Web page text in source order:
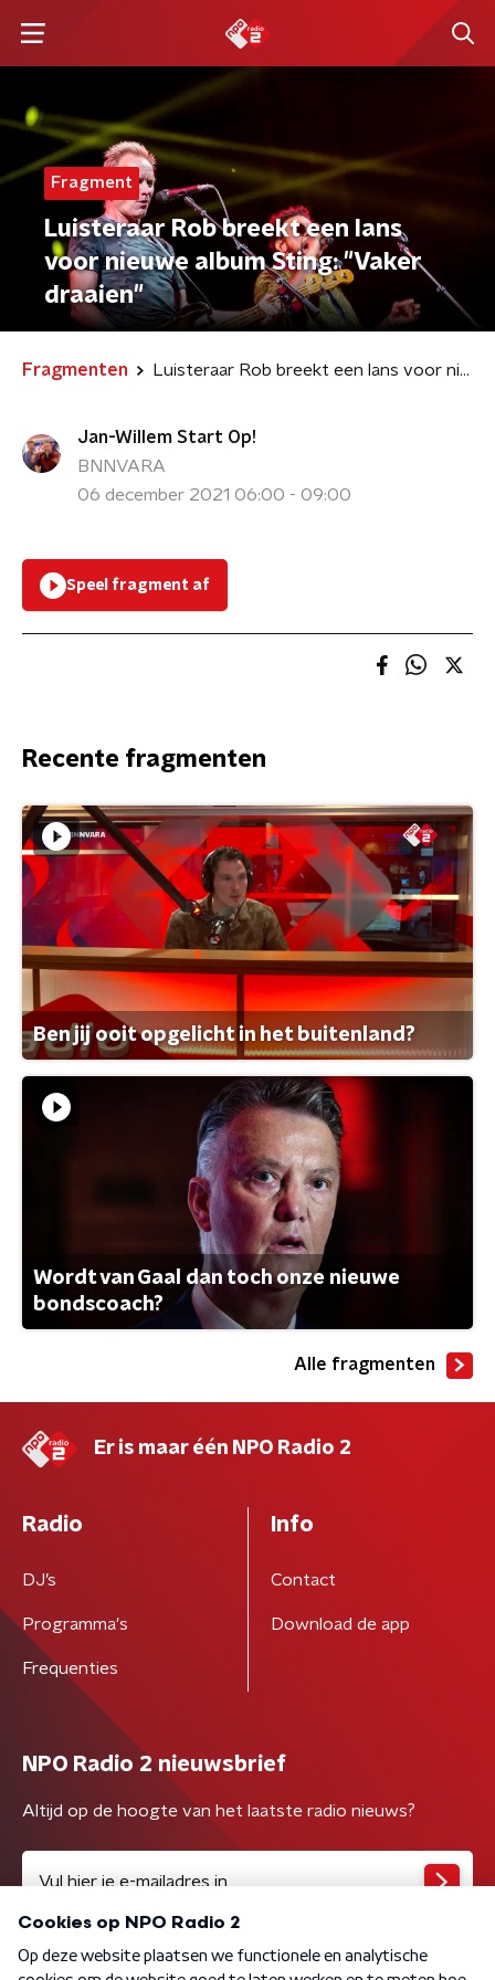
Fragment
Luisteraar Rob breekt een lans
voor nieuwe album Sting: "Vaker
draaien"
Fragmenten Luisteraar Rob breekt een lans voor nieuwe album Sting: "Vaker draaien"
Jan-Willem Start Op!
BNNVARA
06 december 2021 06:00 - 09:00
Speel fragment af
Recente fragmenten
Ben jij ooit opgelicht in het buitenland?
Wordt van Gaal dan toch onze nieuwe
bondscoach?
Alle fragmenten
Er is maar één NPO Radio 2
Radio
DJ’s
Programma's
Frequenties
Info
Contact
Download de app
NPO Radio 2 nieuwsbrief
Altijd op de hoogte van het laatste radio nieuws?